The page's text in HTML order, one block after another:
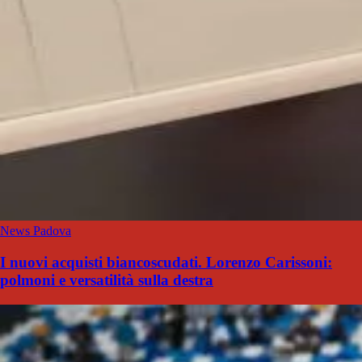
News Padova
I nuovi acquisti biancoscudati. Lorenzo Carissoni:
polmoni e versatilità sulla destra